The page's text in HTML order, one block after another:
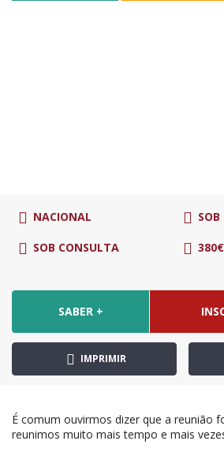
NACIONAL
SOB CONSULTA 380€
SABER +
IMPRIMIR
É comum ouvirmos dizer que a reunião
reunimos muito mais tempo e mais